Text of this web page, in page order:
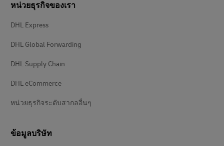
หน่วยธุรกิจของเรา
DHL Express
DHL Global Forwarding
DHL Supply Chain
DHL eCommerce
หน่วยธุรกิจระดับสากลอื่นๆ
ข้อมูลบริษัท